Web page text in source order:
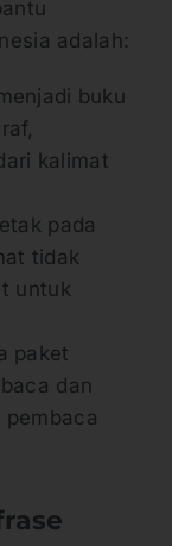
adalah:
buku
kalimat
pada
tidak
untuk
paket
dan
pembaca